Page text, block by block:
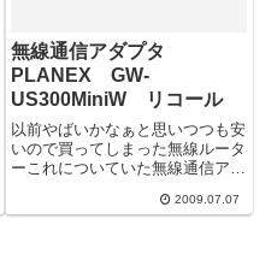
無線通信アダプタ
PLANEX GW-
US300MiniW リコール
以前やばいかなぁと思いつつも安
いので買ってしまった無線ルータ
ーこれについていた無線通信アダ
US300MiniWのドライバをダウン
2009.07.07